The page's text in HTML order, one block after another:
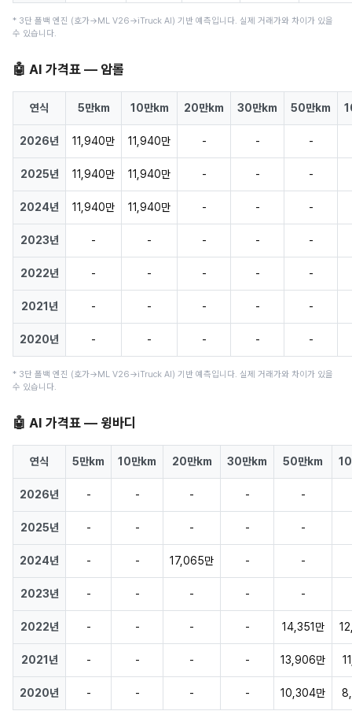
* 3단 폴백 엔진 (호가→ML V26→iTruck AI) 기반 예측입니다. 실제 거래가와 차이가 있을
수 있습니다.
🤖 AI 가격표 — 암롤
연식 5만km 10만km 20만km 30만km 50만km
2026년 11,940만 11,940만 - - -
2025년 11,940만 11,940만 - - -
2024년 11,940만 11,940만 - - -
2023년 - - - - -
2022년 - - - - -
2021년 - - - - -
2020년 - - - - -
* 3단 폴백 엔진 (호가→ML V26→iTruck AI) 기반 예측입니다. 실제 거래가와 차이가 있을
수 있습니다.
🤖 AI 가격표 — 윙바디
연식 5만km 10만km 20만km 30만km 50만km
2026년 - - - - -
2025년 - - - - -
2024년 - - 17,065만 - -
2023년 - - - - -
2022년 - - - - 14,351만
2021년 - - - - 13,906만
2020년 - - - - 10,304만